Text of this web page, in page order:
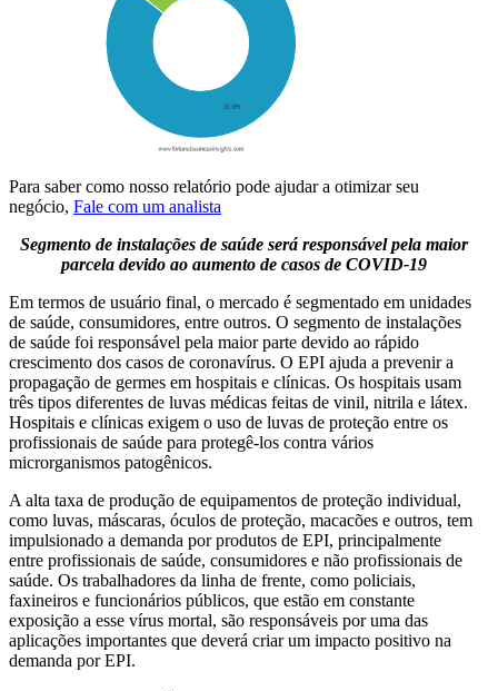
Para saber como nosso relatório pode ajudar a otimizar seu
negócio, Fale com um analista
Segmento de instalações de saúde será responsável pela maior
parcela devido ao aumento de casos de COVID-19
Em termos de usuário final, o mercado é segmentado em unidades
de saúde, consumidores, entre outros. O segmento de instalações
de saúde foi responsável pela maior parte devido ao rápido
crescimento dos casos de coronavírus. O EPI ajuda a prevenir a
propagação de germes em hospitais e clínicas. Os hospitais usam
três tipos diferentes de luvas médicas feitas de vinil, nitrila e látex.
Hospitais e clínicas exigem o uso de luvas de proteção entre os
profissionais de saúde para protegê-los contra vários
microrganismos patogênicos.
A alta taxa de produção de equipamentos de proteção individual,
como luvas, máscaras, óculos de proteção, macacões e outros, tem
impulsionado a demanda por produtos de EPI, principalmente
entre profissionais de saúde, consumidores e não profissionais de
saúde. Os trabalhadores da linha de frente, como policiais,
faxineiros e funcionários públicos, que estão em constante
exposição a esse vírus mortal, são responsáveis ​​por uma das
aplicações importantes que deverá criar um impacto positivo na
demanda por EPI.